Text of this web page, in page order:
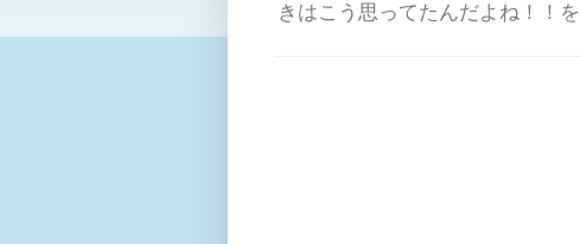
きはこう思ってたんだよね！！